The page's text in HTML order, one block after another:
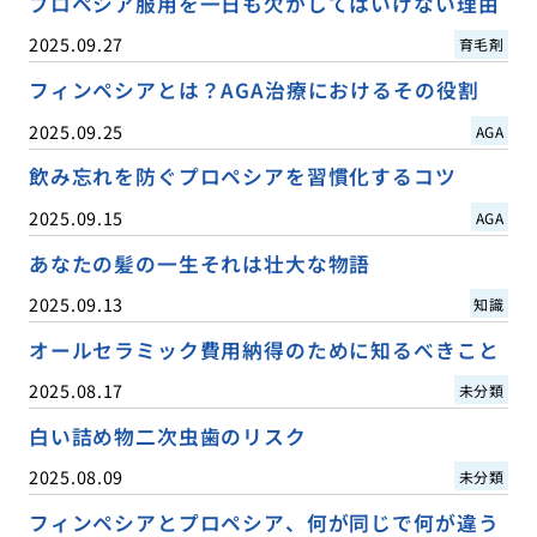
2025.09.27 育毛剤
フィンペシアとは？AGA治療におけるその役割
2025.09.25 AGA
飲み忘れを防ぐプロペシアを習慣化するコツ
2025.09.15 AGA
あなたの髪の一生それは壮大な物語
2025.09.13 知識
オールセラミック費用納得のために知るべきこと
2025.08.17 未分類
白い詰め物二次虫歯のリスク
2025.08.09 未分類
フィンペシアとプロペシア、何が同じで何が違う